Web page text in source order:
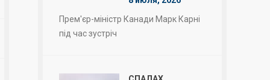
Прем'єр-міністр Канади Марк Карні
під час зустріч